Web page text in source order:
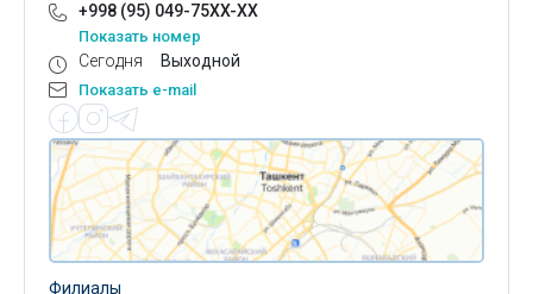
+998 (95) 049-75XX-XX
Показать номер
Сегодня Выходной
Показать e-mail
Филиалы